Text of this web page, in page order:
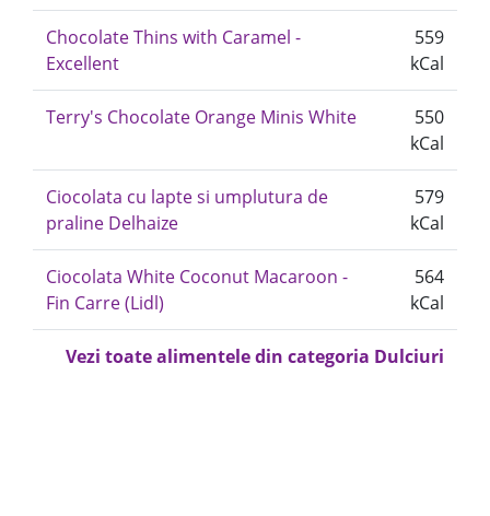
Chocolate Thins with Caramel -
Excellent
559
kCal
Terry's Chocolate Orange Minis White
550
kCal
Ciocolata cu lapte si umplutura de
praline Delhaize
579
kCal
Ciocolata White Coconut Macaroon -
Fin Carre (Lidl)
564
kCal
Vezi toate alimentele din categoria Dulciuri